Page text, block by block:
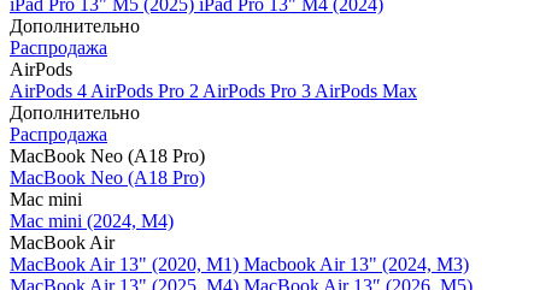
iPad Pro 13" M5 (2025) iPad Pro 13" M4 (2024)
Дополнительно
Распродажа
AirPods
AirPods 4 AirPods Pro 2 AirPods Pro 3 AirPods Max
Дополнительно
Распродажа
MacBook Neo (A18 Pro)
MacBook Neo (A18 Pro)
Mac mini
Mac mini (2024, M4)
MacBook Air
MacBook Air 13" (2020, M1) Macbook Air 13" (2024, M3)
MacBook Air 13" (2025, M4) MacBook Air 13″ (2026, M5)